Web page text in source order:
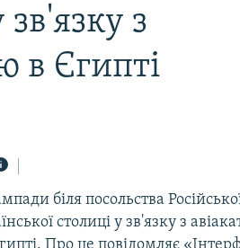
зв'язку з
в Єгипті
біля посольства
столиці у зв'язку з